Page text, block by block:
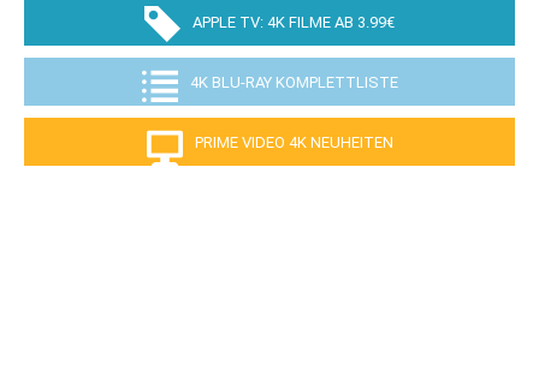
APPLE TV: 4K FILME AB 3.99€
4K BLU-RAY KOMPLETTLISTE
PRIME VIDEO 4K NEUHEITEN